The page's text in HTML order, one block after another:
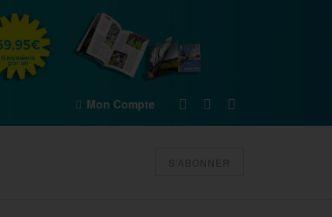
Mon Compte
S'ABONNER